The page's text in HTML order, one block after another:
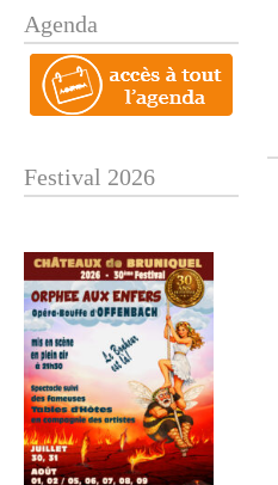
Agenda
Festival 2026